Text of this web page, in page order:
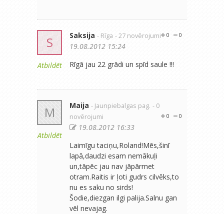
S
Atbildēt
Saksija - Rīga - 27 novērojumi 0
0
19.08.2012 15:24
Rīgā jau 22 grādi un spīd saule !!!
M
Atbildēt
Maija - Jaunpiebalgas pag. - 0
novērojumi
0
0
19.08.2012 16:33
Laimīgu taciņu,Roland!Mēs,šinī
lapā,daudzi esam nemākuļi
un,tāpēc jau nav jāpārmet
otram.Raitis ir ļoti gudrs cilvēks,to
nu es saku no sirds!
Šodie,diezgan ilgi palija.Salnu gan
vēl nevajag.